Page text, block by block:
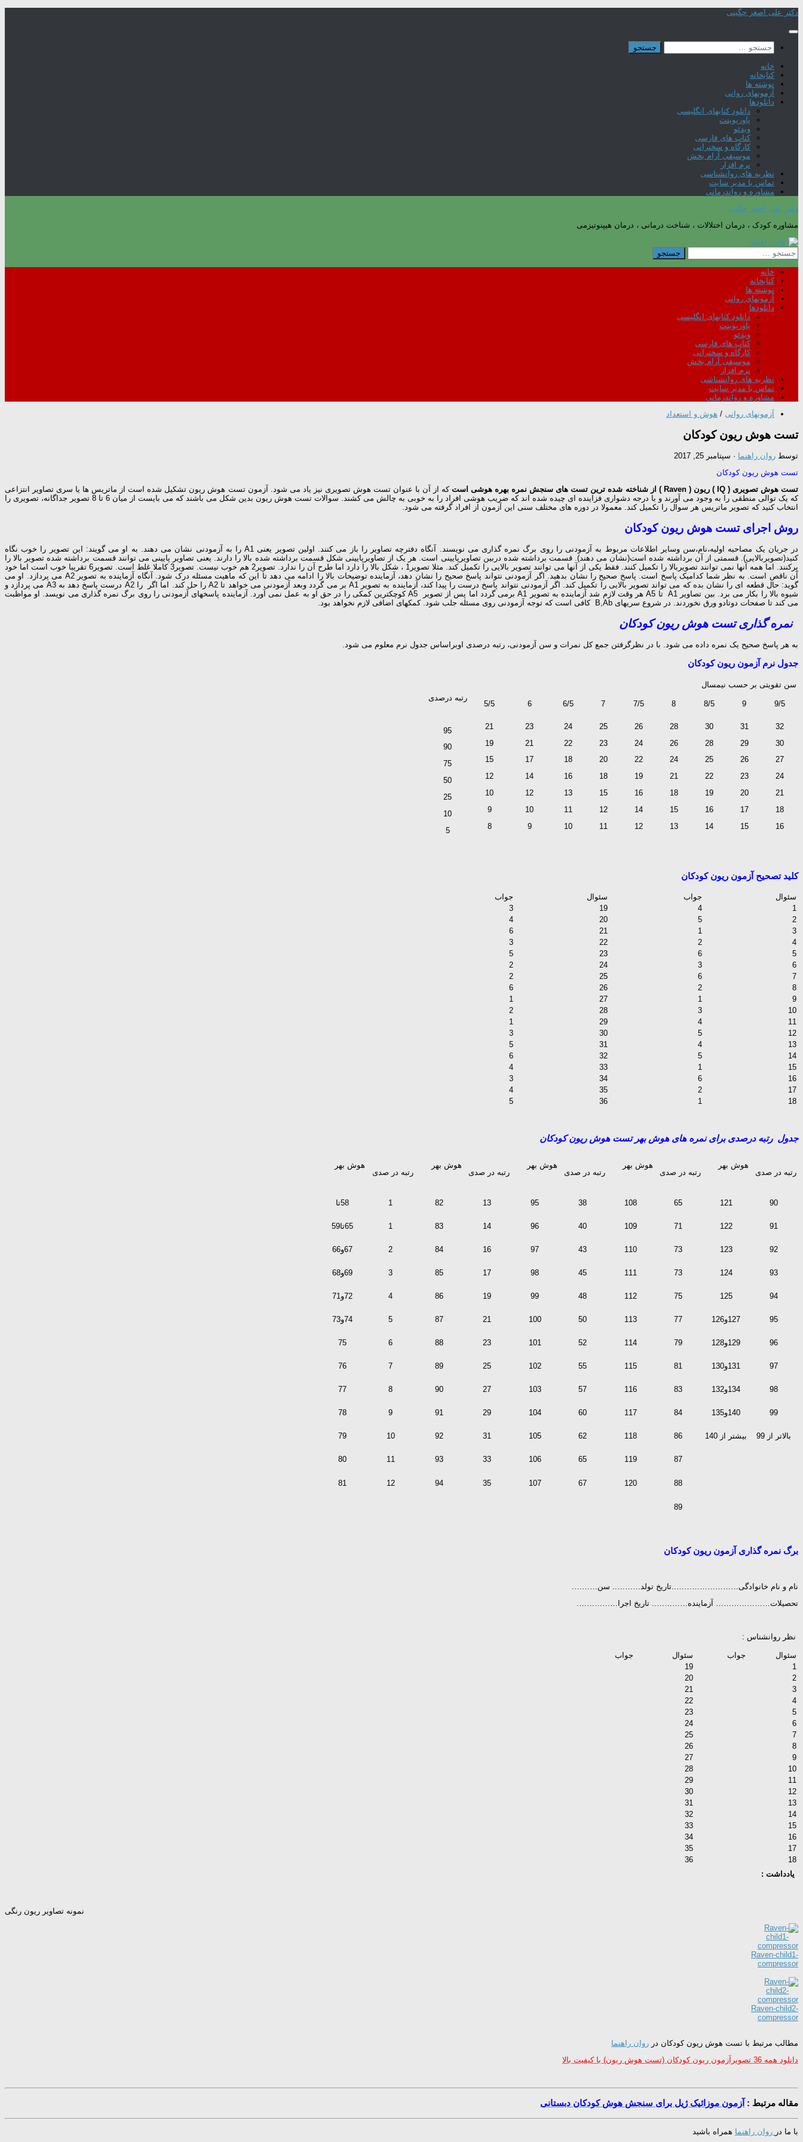
Skip
content
دکتر علی اصغر چگینی
جستجو
برای:
خانه
کتابخانه
نوشته ها
آزمونهای روانی
دانلودها
دانلود کتابهای انگلیسی
پاورپوینت
ویدئو
کتاب های فارسی
کارگاه و سخنرانی
موسیقی آرام بخش
نرم افزار
نظریه های روانشناسی
تماس با مدیر سایت
مشاوره و رواندرمانی
دکتر علی اصغر چگینی
مشاوره کودک ، درمان اختلالات ، شناخت درمانی ، درمان هیپنوتیزمی
جستجو
برای:
خانه
کتابخانه
نوشته ها
آزمونهای روانی
دانلودها
دانلود کتابهای انگلیسی
پاورپوینت
ویدئو
کتاب های فارسی
کارگاه و سخنرانی
موسیقی آرام بخش
نرم افزار
نظریه های روانشناسی
تماس با مدیر سایت
مشاوره و رواندرمانی
آزمونهای روانی / هوش و استعداد
تست هوش ریون کودکان
توسط روان راهنما · سپتامبر 25, 2017
تست هوش ریون کودکان
تست هوش تصویری ( IQ ) ریون ( Raven ) از شناخته شده ترین تست های سنجش نمره بهره هوشی است
که از آن با عنوان تست هوش تصویری نیز یاد می شود. آزمون تست هوش ریون تشکیل شده است از ماتریس ها یا سری تصاویر انتزاعی
که یک توالی منطقی را به وجود می آورند و با درجه دشواری فزاینده ای چیده شده اند که ضریب هوشی افراد را به خوبی به چالش می کشند. سوالات تست هوش ریون بدین شکل می باشند که می بایست از میان 6 تا 8 تصویر جداگانه، تصویری را
انتخاب کنید که تصویر ماتریس هر سوال را تکمیل کند. معمولا در دوره های مختلف سنی این آزمون از افراد گرفته می شود.
روش اجرای تست هوش ریون کودکان
در جریان یک مصاحبه اولیه،نام،سن وسایر اطلاعات مربوط به آزمودنی را روی برگ نمره گذاری می نویسند. آنگاه دفترچه تصاویر را باز می کنند. اولین تصویر یعنی A1 را به آزمودنی نشان می دهند. به او می گویند: این تصویر را خوب نگاه
کنید(تصویربالایی). قسمتی از آن برداشته شده است(نشان می دهند). قسمت برداشته شده دربین تصاویرپایینی است. هر یک از تصاویرپایینی شکل قسمت برداشته شده بالا را دارند. یعنی تصاویر پایینی می توانند قسمت برداشته شده تصویر بالا را
پرکنند. اما همه آنها نمی توانند تصویربالا را تکمیل کنند. فقط یکی از آنها می توانند تصویر بالایی را تکمیل کند. مثلا تصویر1 ، شکل بالا را دارد اما طرح آن را ندارد. تصویر2 هم خوب نیست. تصویر3 کاملا غلط است. تصویر6 تقریبا خوب است اما خود
آن ناقص است. به نظر شما کدامیک پاسخ است. پاسخ صحیح را نشان بدهید. اگر آزمودنی نتواند پاسخ صحیح را نشان دهد، آزماینده توضیحات بالا را ادامه می دهد تا این که ماهیت مسئله درک شود. آنگاه آزماینده به تصویر A2 می پردازد. او می
گوید: حال قطعه ای را نشان بده که می تواند تصویر بالایی را تکمیل کند. اگر آزمودنی نتواند پاسخ درست را پیدا کند، آزماینده به تصویر A1 بر می گردد وبعد آزمودنی می خواهد تا A2 را حل کند. اما اگر را A2 درست پاسخ دهد به A3 می پردازد و
شیوه بالا را بکار می برد. بین تصاویر A1 تا A5 هر وقت لازم شد آزماینده به تصویر A1 برمی گردد اما پس از تصویر A5 کوچکترین کمکی را در حق او به عمل نمی آورد. آزماینده پاسخهای آزمودنی را روی برگ نمره گذاری می نویسد. او مواظبت
می کند تا صفحات دوتادو ورق نخوردند. در شروع سریهای B,Ab کافی است که توجه آزمودنی روی مسئله جلب شود. کمکهای اضافی لازم نخواهد بود.
نمره گذاری تست هوش ریون کودکان
به هر پاسخ صحیح یک نمره داده می شود. با در نظرگرفتن جمع کل نمرات و سن آزمودنی، رتبه درصدی اوبراساس جدول نرم معلوم می شود.
جدول نرم آزمون ریون کودکان
سن تقویتی بر حسب نیمسال
رتبه درصدی
9/5
9
8/5
8
7/5
7
6/5
6
5/5
32
30
27
24
21
18
16
31
29
26
23
20
17
15
30
28
25
22
19
16
14
28
26
24
21
18
15
13
26
24
22
19
16
14
12
25
23
20
18
15
12
11
24
22
18
16
13
11
10
23
21
17
14
12
10
9
21
19
15
12
10
9
8
95
90
75
50
25
10
5
کلید تصحیح آزمون ریون کودکان
سئوال جواب سئوال
جواب
1
4
19
3
2
5
20
4
3
1
21
6
4
2
22
3
5
6
23
5
6
3
24
2
7
6
25
2
8
2
26
6
9
1
27
1
10
3
28
2
11
4
29
1
12
5
30
3
13
4
31
5
14
5
32
6
15
1
33
4
16
6
34
3
17
2
35
4
18
1
36
5
جدول رتبه درصدی برای نمره های هوش بهر تست هوش ریون کودکان
رتبه در صدی
هوش بهر
رتبه در صدی
هوش بهر
رتبه در صدی
هوش بهر
رتبه در صدی
هوش بهر
رتبه در صدی
هوش بهر
90
121
65
108
38
95
13
82
1 58تا
91
122
71
109
40
96
14
83
1 65تا59
92
123
73
110
43
97
16
84
2 67و66
93
124
73
111
45
98
17
85
3 69و68
94
125
75
112
48
99
19
86
4 72و71
95 127و126 77
113
50
100
21
87
5 74و73
96 129و128 79
114
52
101
23
88
6
75
97 131و130 81
115
55
102
25
89
7
76
98 134و132 83
116
57
103
27
90
8
77
99 140و135 84
117
60
104
29
91
9
78
بالاتر از 99 بیشتر از 140 86
118
62
105
31
92
10
79
87
119
65
106
33
93
11
80
88
120
67
107
35
94
12
81
89
برگ نمره گذاری آزمون ریون کودکان
نام و نام خانوادگی……………………..تاریخ تولد……….. سن……….
تحصیلات………………… آزماینده………….. تاریخ اجرا…………….
نظر روانشناس :
سئوال جواب سئوال
جواب
1
19
2
20
3
21
4
22
5
23
6
24
7
25
8
26
9
27
10
28
11
29
12
30
13
31
14
32
15
33
16
34
17
35
18
36
یادداشت :
نمونه تصاویر ریون رنگی
Raven-child1-
compressor
Raven-child2-
compressor
مطالب مرتبط با تست هوش ریون کودکان در روان راهنما
دانلود همه 36 تصویرآزمون ریون کودکان (تست هوش ریون) با کیفیت بالا
مقاله مرتبط : آزمون موزائیک ژیل برای سنجش هوش کودکان دبستانی
با ما در روان راهنما همراه باشید